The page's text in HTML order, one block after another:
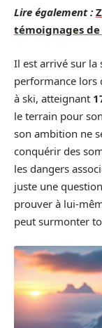
Lire également :
témoignages
Il est arrivé sur la
performance lors
à ski, atteignant
le terrain pour
son ambition ne
conquérir des
les dangers
juste une
prouver à lui-
peut surmonter